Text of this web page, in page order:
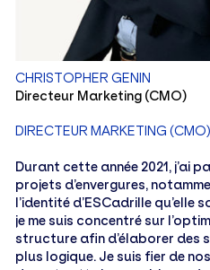
CHRISTOPHER GENIN
Directeur Marketing (CMO)
DIRECTEUR MARKETING
Durant cette année 2021, j’ai
projets d’envergures,
l’identité d’ESCadrille qu’elle
je me suis concentré sur
structure afin d’élaborer des
plus logique. Je suis fier de